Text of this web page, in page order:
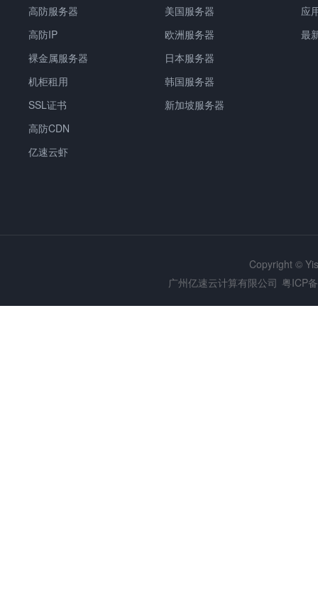
高防服务器
高防IP
裸金属服务器
机柜租用
SSL证书
高防CDN
亿速云虾
美国服务器
欧洲服务器
日本服务器
韩国服务器
新加坡服务器
应
最
Copyright ©
广州亿速云计算有限公司 粤ICP